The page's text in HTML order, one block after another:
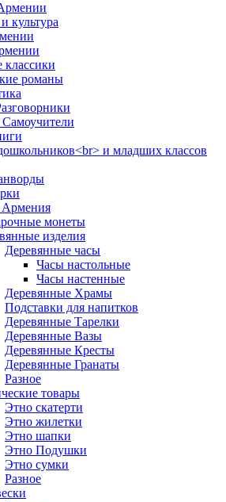
культура
классики
романы
и младших классов
монеты
изделия
Деревянные часы
Часы настольные
Часы настенные
Деревянные Храмы
Подставки для напитков
Деревянные Тарелки
Деревянные Вазы
Деревянные Кресты
Деревянные Гранаты
Разное
товары
Этно скатерти
Этно жилетки
Этно шапки
Этно Подушки
Этно сумки
Разное